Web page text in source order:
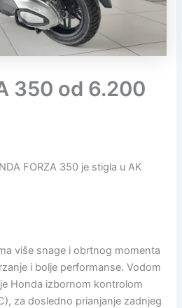
350 od 6.200
FORZA 350 je stigla u AK
više snage i obrtnog momenta
i bolje performanse. Vodom
Honda izbornom kontrolom
za dosledno prianjanje zadnjeg